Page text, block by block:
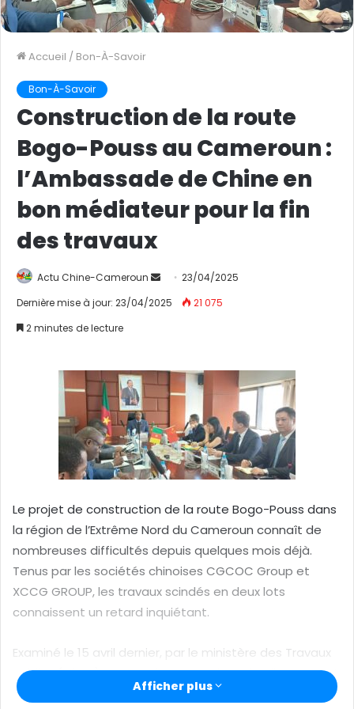
Accueil / Bon-À-Savoir
Bon-À-Savoir
Construction de la route
Bogo-Pouss au Cameroun :
l’Ambassade de Chine en
bon médiateur pour la fin
des travaux
Actu Chine-Cameroun
n
e
u
n
c
o
23/04/2025
Dernière mise à jour: 23/04/2025
21 075
2 minutes de lecture
Le projet de construction de la route Bogo-Pouss dans
la région de l’Extrême Nord du Cameroun connaît de
nombreuses difficultés depuis quelques mois déjà.
Tenus par les sociétés chinoises CGCOC Group et
XCCG GROUP, les travaux scindés en deux lots
connaissent un retard inquiétant.
Examiné le 15 avril dernier, par le ministère des Travaux
publics (Mintp), maître d’ouvrage du projet, il en ressort
qu’avec seulement un taux d’exécution de 35%,
Afficher plus